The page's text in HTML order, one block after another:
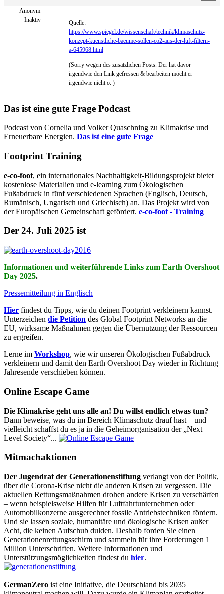
Anonym
Inaktiv
Quelle:
https://www.spiegel.de/wissenschaft/technik/klimaschutz-
konzept-kuenstliche-baeume-sollen-co2-aus-der-luft-filtern-
a-645968.html
(Sorry wegen des zusätzlichen Posts. Der hat davor
irgendwie den Link gefressen & bearbeiten möcht er
irgendwie nicht o: )
Das ist eine gute Frage Podcast
Podcast von Cornelia und Volker Quaschning zu Klimakrise und
Erneuerbare Energien. Das ist eine gute Frage
Footprint Training
e-co-foot, ein internationales Nachhaltigkeit-Bildungsprojekt bietet
kostenlose Materialien und e-learning zum Ökologischen
Fußabdruck in fünf verschiedenen Sprachen (Englisch, Deutsch,
Rumänisch, Ungarisch und Griechisch) an. Das Projekt wird von
der Europäischen Gemeinschaft gefördert. e-co-foot - Training
Der 24. Juli 2025 ist
Informationen und weiterführende Links zum Earth Overshoot
Day 2025.
Pressemitteilung in Englisch
Hier findest du Tipps, wie du deinen Footprint verkleinern kannst.
Unterzeichen die Petition des Global Footprint Networks an die
EU, wirksame Maßnahmen gegen die Übernutzung der Ressourcen
zu ergreifen.
Lerne im Workshop, wie wir unseren Ökologischen Fußabdruck
verkleinern und damit den Earth Overshoot Day wieder in Richtung
Jahresende verschieben können.
Online Escape Game
Die Klimakrise geht uns alle an! Du willst endlich etwas tun?
Dann beweise, was du im Bereich Klimaschutz drauf hast – und
vielleicht schaffst du es ja in die Geheimorganisation der „Next
Level Society“...
Mitmachaktionen
Der Jugendrat der Generationenstiftung verlangt von der Politik,
über die Corona-Krise nicht die anderen Krisen zu vergessen. Die
aktuellen Rettungsmaßnahmen drohen andere Krisen zu verschärfen
– wenn beispielsweise Hilfen für Luftfahrtunternehmen oder
Automobilkonzerne ausgerechnet fossile Antriebstechniken fördern.
Und sie lassen soziale, humanitäre und ökologische Krisen außer
Acht, die keinen Aufschub dulden. Deshalb forden Sie einen
Generationenrettungsschirm und sammeln für ihre Forderungen 1
Million Unterschriften. Weitere Informationen und
Unterstützungsmöglichkeiten findest du hier.
GermanZero ist eine Initiative, die Deutschland bis 2035